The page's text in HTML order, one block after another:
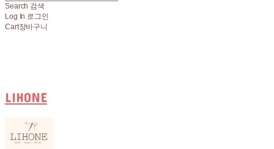
Search 검색
Log In 로그인
Cart장바구니
LIHONE